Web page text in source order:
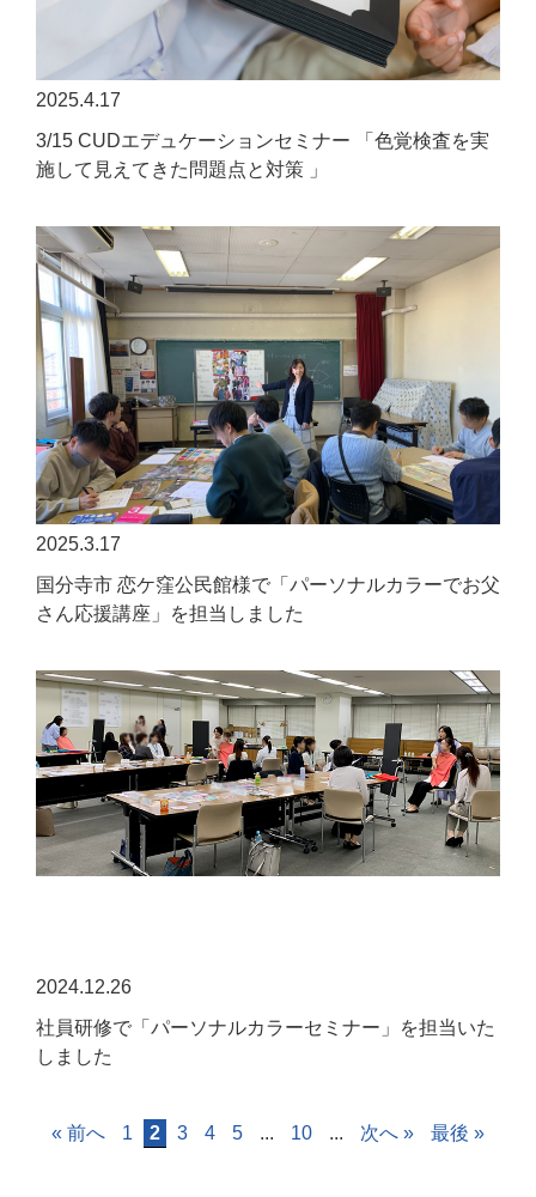
2025.4.17
3/15 CUDエデュケーションセミナー 「色覚検査を実
施して見えてきた問題点と対策 」
2025.3.17
国分寺市 恋ケ窪公民館様で「パーソナルカラーでお父
さん応援講座」を担当しました
2024.12.26
社員研修で「パーソナルカラーセミナー」を担当いた
しました
« 前へ 1 2 3 4 5 ... 10 ... 次へ » 最後 »